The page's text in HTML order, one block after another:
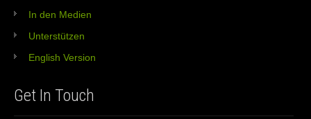
In den Medien
Unterstützen
English Version
Get In Touch